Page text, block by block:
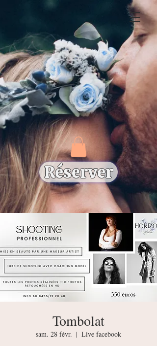
Réserver
Tombolat
sam. 28 févr.
  |
Live facebook